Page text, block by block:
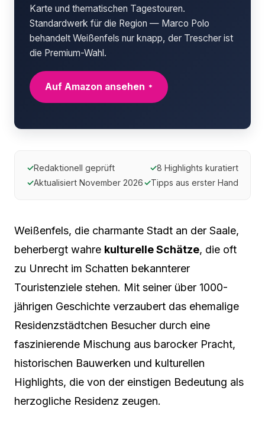
Karte und thematischen Tagestouren.
Standardwerk für die Region — Marco Polo
behandelt Weißenfels nur knapp, der Trescher ist
die Premium-Wahl.
Auf Amazon ansehen *
✓Redaktionell geprüft ✓8 Highlights kuratiert
✓Aktualisiert November 2026✓Tipps aus erster Hand
Weißenfels, die charmante Stadt an der Saale,
beherbergt wahre kulturelle Schätze, die oft
zu Unrecht im Schatten bekannterer
Touristenziele stehen. Mit seiner über 1000-
jährigen Geschichte verzaubert das ehemalige
Residenzstädtchen Besucher durch eine
faszinierende Mischung aus barocker Pracht,
historischen Bauwerken und kulturellen
Highlights, die von der einstigen Bedeutung als
herzogliche Residenz zeugen.